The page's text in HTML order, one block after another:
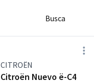
Busca
CITROËN
Citroën Nuevo ë-C4